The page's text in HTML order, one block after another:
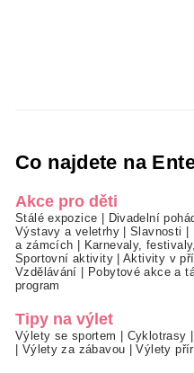
Co najdete na
Akce pro děti
Stálé expozice Divadelní
Výstavy a veletrhy|Slavnosti
a zámcích
Karnevaly,
Sportovní aktivity|Aktivity v
Vzdělávání
Pobytové akce a
program
Tipy na výlet
Výlety se sportem Cyklotrasy
Výlety za zábavou |Výlety